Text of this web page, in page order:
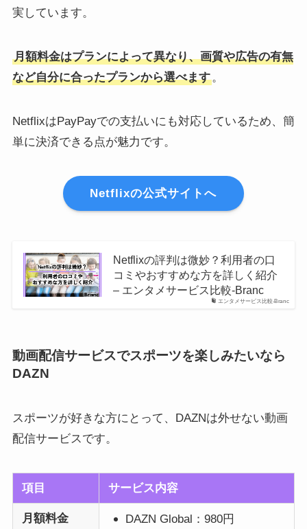
実しています。
月額料金はプランによって異なり、画質や広告の有無
など自分に合ったプランから選べます。
NetflixはPayPayでの支払いにも対応しているため、簡
単に決済できる点が魅力です。
Netflixの公式サイトへ
エンタメサービス比較-Branc
Netflixの評判は微妙？利用者の口
コミやおすすめな方を詳しく紹介
– エンタメサービス比較-Branc
動画配信サービスでスポーツを楽しみたいなら
DAZN
スポーツが好きな方にとって、DAZNは外せない動画
配信サービスです。
項目 サービス内容
月額料金
DAZN Global：980円